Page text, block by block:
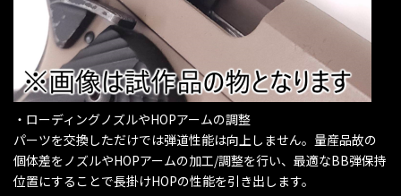
・ローディングノズルやHOPアームの調整
パーツを交換しただけでは弾道性能は向上しません。量産品故の
個体差をノズルやHOPアームの加工/調整を行い、最適なBB弾保持
位置にすることで長掛けHOPの性能を引き出します。